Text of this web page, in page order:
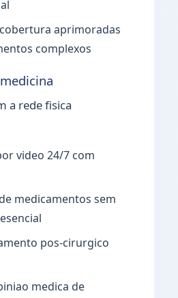
aprimoradas
complexos
a rede fisica
video 24/7 com
medicamentos sem
pos-cirurgico
medica de